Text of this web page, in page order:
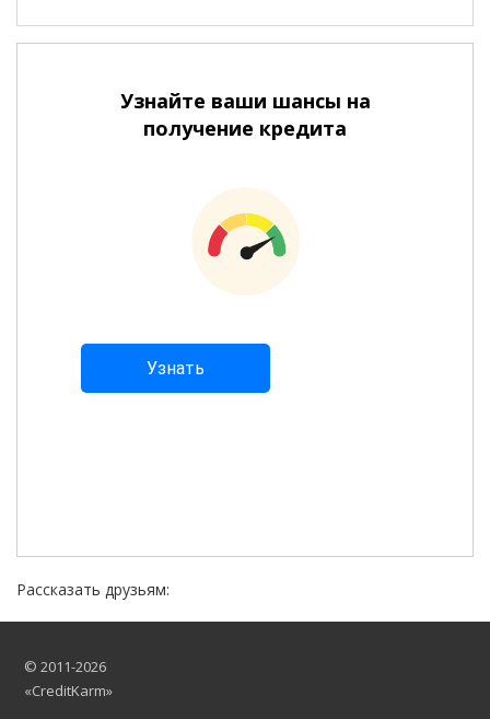
Узнайте ваши шансы на
получение кредита
Рассказать друзьям:
© 2011-2026
«CreditKarm»